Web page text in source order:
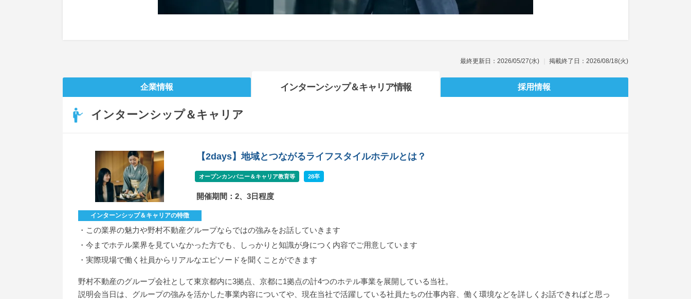
最終更新日：2026/05/27(水) 掲載終了日：2026/08/18(火)
企業情報 インターンシップ＆キャリア情報 採用情報
インターンシップ＆キャリア
【2days】地域とつながるライフスタイルホテルとは？
オープンカンパニー＆キャリア教育等 28卒
開催期間：2、3日程度
インターンシップ＆キャリアの特徴
・この業界の魅力や野村不動産グループならではの強みをお話していきます
・今までホテル業界を見ていなかった方でも、しっかりと知識が身につく内容でご用意しています
・実際現場で働く社員からリアルなエピソードを聞くことができます
野村不動産のグループ会社として東京都内に3拠点、京都に1拠点の計4つのホテル事業を展開している当社。
説明会当日は、グループの強みを活かした事業内容についてや、現在当社で活躍している社員たちの仕事内容、働く環境などを詳しくお話できればと思っ